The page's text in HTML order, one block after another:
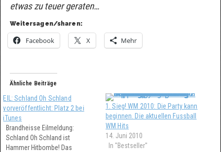
etwas zu teuer geraten…
Weitersagen/sharen:
Facebook X Mehr
Ähnliche Beiträge
EIL: Schland Oh Schland
vorveröffentlicht: Platz 2 bei
iTunes
Brandheisse Eilmeldung:
Schland Oh Schland ist
Hammer Hitbombe! Das
1. Sieg! WM 2010: Die Party kann
beginnen. Die aktuellen Fussball
WM Hits
14. Juni 2010
In "Bestseller"